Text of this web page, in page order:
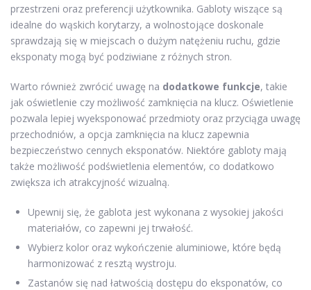
przestrzeni oraz preferencji użytkownika. Gabloty wiszące są
idealne do wąskich korytarzy, a wolnostojące doskonale
sprawdzają się w miejscach o dużym natężeniu ruchu, gdzie
eksponaty mogą być podziwiane z różnych stron.
Warto również zwrócić uwagę na dodatkowe funkcje, takie
jak oświetlenie czy możliwość zamknięcia na klucz. Oświetlenie
pozwala lepiej wyeksponować przedmioty oraz przyciąga uwagę
przechodniów, a opcja zamknięcia na klucz zapewnia
bezpieczeństwo cennych eksponatów. Niektóre gabloty mają
także możliwość podświetlenia elementów, co dodatkowo
zwiększa ich atrakcyjność wizualną.
Upewnij się, że gablota jest wykonana z wysokiej jakości
materiałów, co zapewni jej trwałość.
Wybierz kolor oraz wykończenie aluminiowe, które będą
harmonizować z resztą wystroju.
Zastanów się nad łatwością dostępu do eksponatów, co